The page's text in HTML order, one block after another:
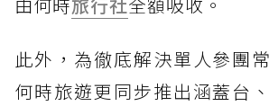
由何時旅行社全額吸收。
此外，為徹底解決單人參團
何時旅遊更同步推出涵蓋台